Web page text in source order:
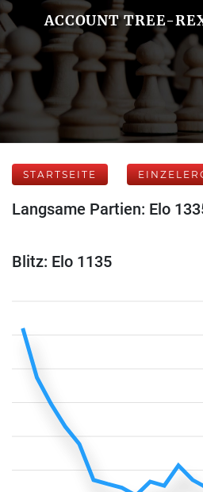
ACCOUNT TREE-
STARTSEITE
Langsame Partien: Elo
Blitz: Elo 1135